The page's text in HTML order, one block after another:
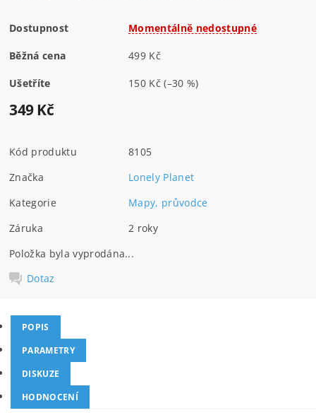
Dostupnost Momentálně nedostupné
Běžná cena 499 Kč
Ušetříte 150 Kč(–30 %)
349 Kč
Kód produktu
8105
Značka
Lonely Planet
Kategorie
Mapy, průvodce
Záruka
2 roky
Položka byla vyprodána...
Dotaz
POPIS
PARAMETRY
DISKUZE
HODNOCENÍ